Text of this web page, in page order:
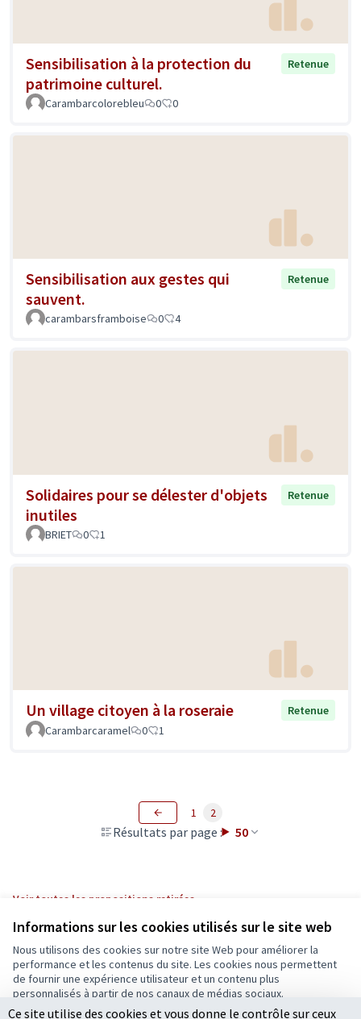
Informations sur les cookies utilisés sur le site web
Nous utilisons des cookies sur notre site Web pour améliorer la
performance et les contenus du site. Les cookies nous permettent
de fournir une expérience utilisateur et un contenu plus
personnalisés à partir de nos canaux de médias sociaux.
Tout accepter
Sensibilisation à la protection du
patrimoine culturel.
Retenue
Carambarcolorebleu 0 0
Sensibilisation aux gestes qui
sauvent.
Retenue
carambarsframboise 0 4
Solidaires pour se délester d'objets
inutiles
Retenue
BRIET 0 1
Un village citoyen à la roseraie
Retenue
Carambarcaramel
0 1
Résultats par page : 50
1 2
Voir toutes les propositions retirées
Conditions d'utilisation
Paramètres des cookies
Ecrivons Angers sur X
(Lien externe)
Ecrivons Angers sur Facebook
(Lien externe)
Ce site utilise des cookies et vous donne le contrôle sur ceux